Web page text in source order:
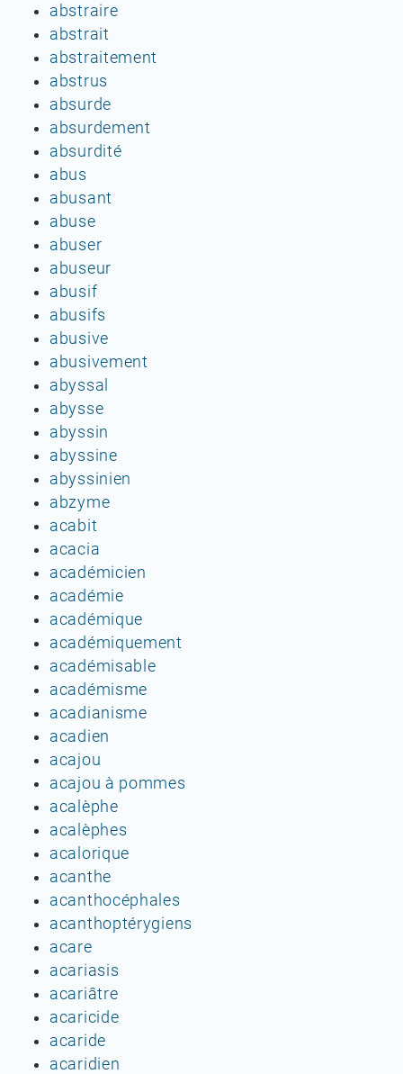
abstraire
abstrait
abstraitement
abstrus
absurde
absurdement
absurdité
abus
abusant
abuse
abuser
abuseur
abusif
abusifs
abusive
abusivement
abyssal
abysse
abyssin
abyssine
abyssinien
abzyme
acabit
acacia
académicien
académie
académique
académiquement
académisable
académisme
acadianisme
acadien
acajou
acajou à pommes
acalèphe
acalèphes
acalorique
acanthe
acanthocéphales
acanthoptérygiens
acare
acariasis
acariâtre
acaricide
acaride
acaridien